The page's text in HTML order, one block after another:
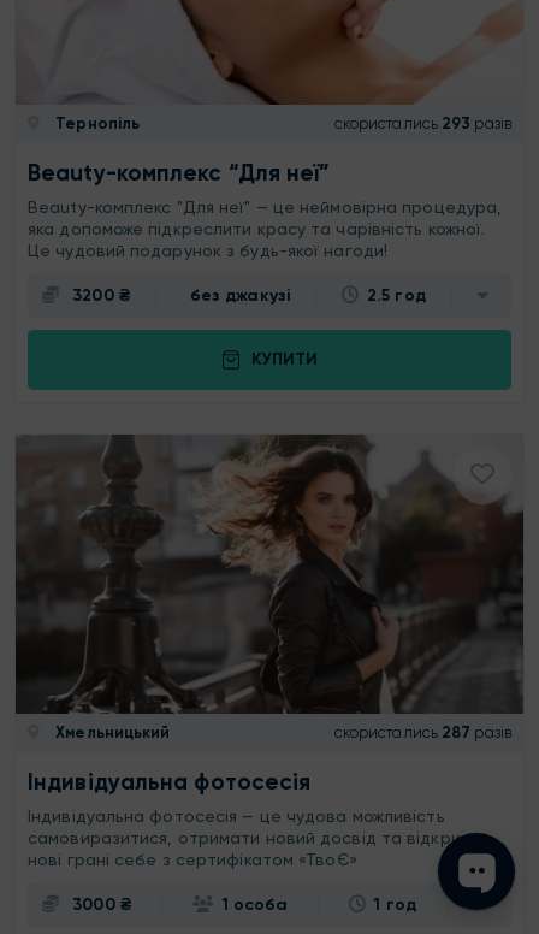
Тернопіль скористались 293 разів
Beauty-комплекс “Для неї”
Beauty-комплекс "Для неї" — це неймовірна процедура,
яка допоможе підкреслити красу та чарівність кожної.
Це чудовий подарунок з будь-якої нагоди!
3200 ₴ без джакузі 2.5 год
КУПИТИ
Хмельницький скористались 287 разів
Індивідуальна фотосесія
Індивідуальна фотосесія — це чудова можливість
самовиразитися, отримати новий досвід та відкрити
нові грані себе з сертифікатом «ТвоЄ»
3000 ₴ 1 особа 1 год